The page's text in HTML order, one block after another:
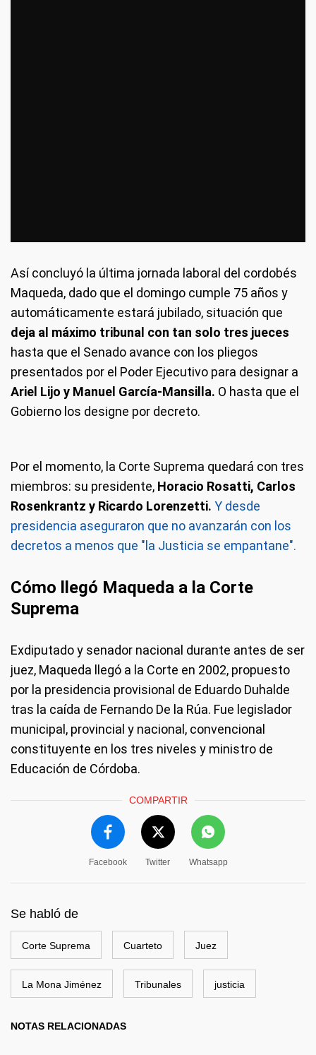
Así concluyó la última jornada laboral del cordobés
Maqueda, dado que el domingo cumple 75 años y
automáticamente estará jubilado, situación que
deja al máximo tribunal con tan solo tres jueces
hasta que el Senado avance con los pliegos
presentados por el Poder Ejecutivo para designar a
Ariel Lijo y Manuel García-Mansilla. O hasta que el
Gobierno los designe por decreto.
Por el momento, la Corte Suprema quedará con tres
miembros: su presidente, Horacio Rosatti, Carlos
Rosenkrantz y Ricardo Lorenzetti. Y desde
presidencia aseguraron que no avanzarán con los
decretos a menos que "la Justicia se empantane".
Cómo llegó Maqueda a la Corte
Suprema
Exdiputado y senador nacional durante antes de ser
juez, Maqueda llegó a la Corte en 2002, propuesto
por la presidencia provisional de Eduardo Duhalde
tras la caída de Fernando De la Rúa. Fue legislador
municipal, provincial y nacional, convencional
constituyente en los tres niveles y ministro de
Educación de Córdoba.
COMPARTIR
Facebook Twitter Whatsapp
Se habló de
Corte Suprema Cuarteto Juez
La Mona Jiménez Tribunales justicia
NOTAS RELACIONADAS